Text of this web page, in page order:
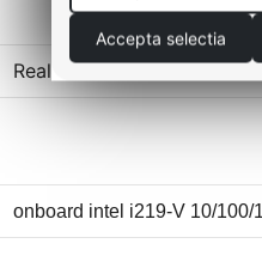
Realtek ALC233VB
onboard intel i219-V 10/100/
Accepta selectia